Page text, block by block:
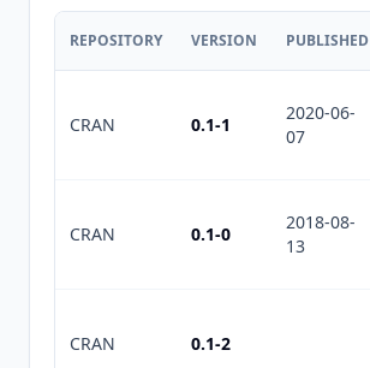
REPOSITORY VERSION PUBLISHED
CRAN 0.1-1
2020-06-
07
CRAN 0.1-0
2018-08-
13
CRAN 0.1-2